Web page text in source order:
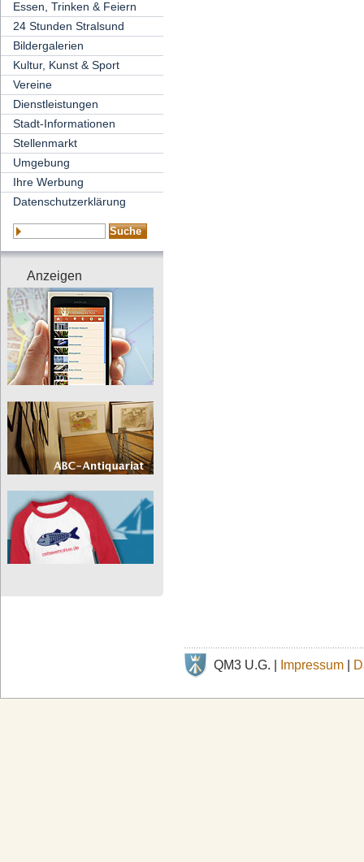
Essen, Trinken & Feiern
24 Stunden Stralsund
Bildergalerien
Kultur, Kunst & Sport
Vereine
Dienstleistungen
Stadt-Informationen
Stellenmarkt
Umgebung
Ihre Werbung
Datenschutzerklärung
Anzeigen
QM3 U.G. | Impressum